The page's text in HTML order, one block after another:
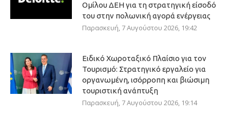
Ομίλου ΔΕΗ για τη στρατηγική είσοδό
του στην πολωνική αγορά ενέργειας
Παρασκευή, 7 Αυγούστου 2026, 19:42
Ειδικό Χωροταξικό Πλαίσιο για τον
Τουρισμό: Στρατηγικό εργαλείο για
οργανωμένη, ισόρροπη και βιώσιμη
τουριστική ανάπτυξη
Παρασκευή, 7 Αυγούστου 2026, 19:14